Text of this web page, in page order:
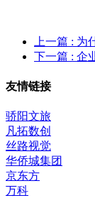
上一篇 : 为
下一篇 : 企
友情链接
骄阳文旅
凡拓数创
丝路视觉
华侨城集团
京东方
万科